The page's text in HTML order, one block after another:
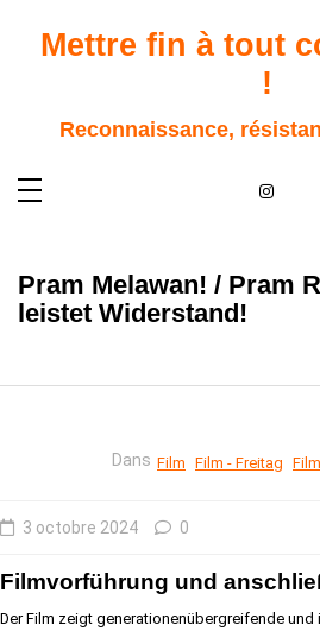
contenuMettre fin à tout
!
Reconnaissance,
Pram Melawan! / Pram
leistet Widerstand!
Dans Film Film - Freitag
3 octobre 2024 0
Filmvorführung und
Der Film zeigt generationenübergreifende